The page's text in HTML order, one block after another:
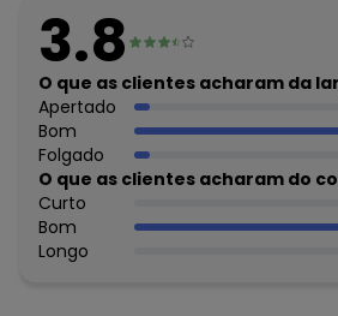
Forro: Não
Cinto: Não acompanha
Decote frente: Redondo
Fornecedor: ELIAN INDUSTRIA TEXTIL
82.698.085/0001-98
Feito: no Brasil
Cuidados para conservação do
Não alvejar Não secar em tambor
Temperatura máxima da base do
Não limpar a seco
3.8
O que as clientes acharam da
Apertado
Bom
Folgado
O que as clientes acharam do
Curto
Bom
Longo